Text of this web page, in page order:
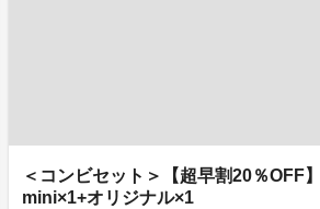
＜コンビセット＞【超早割20％OFF
mini×1+オリジナル×1